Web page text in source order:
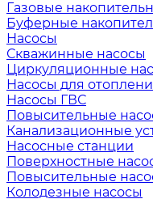
Газовые
Буферные
Насосы
Скважинные насосы
Циркуляционные
Насосы для
Насосы ГВС
Повысительные
Канализационные
Насосные станции
Поверхностные
Повысительные
Колодезные насосы